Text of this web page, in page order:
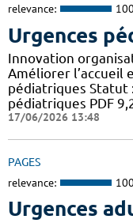
relevance:
Urgences
Innovation
Améliorer l’accueil
pédiatriques Statut
pédiatriques PDF
17/06/2026 13:48
PAGES
relevance:
Urgences